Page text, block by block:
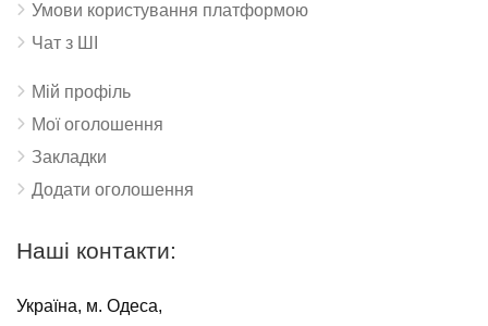
Умови користування платформою
Чат з ШІ
Мій профіль
Мої оголошення
Закладки
Додати оголошення
Наші контакти:
Україна, м. Одеса,